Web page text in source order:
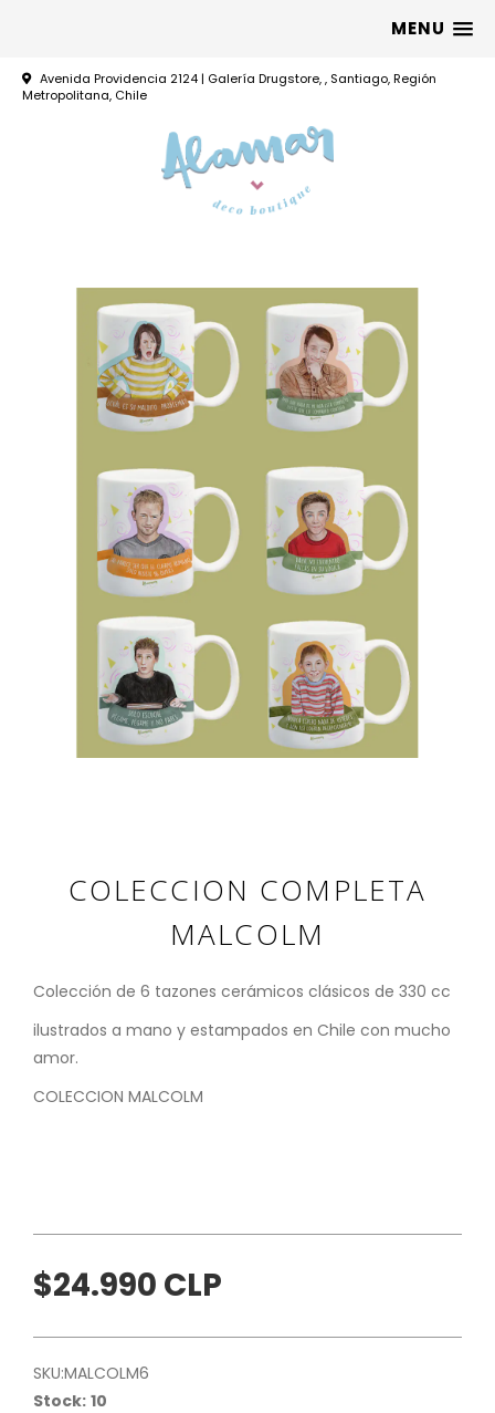
MENU
Avenida Providencia 2124 | Galería Drugstore, , Santiago, Región
Metropolitana, Chile
COLECCION COMPLETA
MALCOLM
Colección de 6 tazones cerámicos clásicos de 330 cc
ilustrados a mano y estampados en Chile con mucho
amor.
COLECCION MALCOLM
$24.990 CLP
SKU:MALCOLM6
Stock: 10